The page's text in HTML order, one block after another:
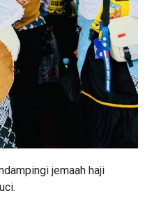
jemaah haji